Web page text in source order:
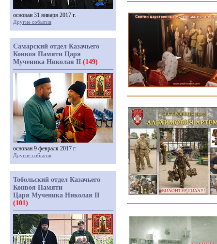
основан 31 января 2017 г.
Другие события
Самарский отдел Казачьего
Конвоя Памяти Царя
Мученика Николая II (149)
основан 9 февраля 2017 г.
Другие события
Тобольский отдел Казачьего
Конвоя Памяти
Царя Мученика Николая II
(101)